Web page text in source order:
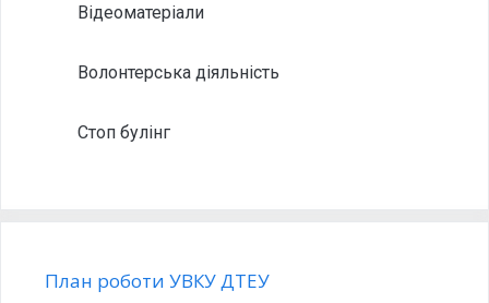
Відеоматеріали
Волонтерська діяльність
Стоп булінг
План роботи УВКУ ДТЕУ